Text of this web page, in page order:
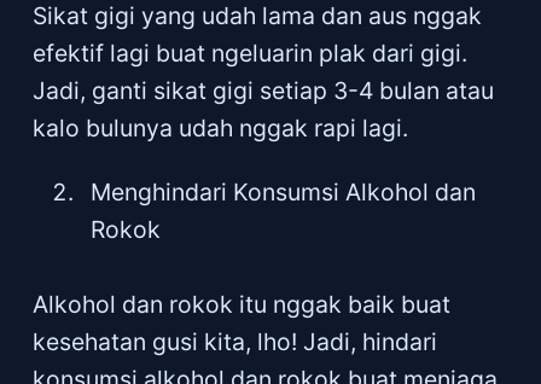
Sikat gigi yang udah lama dan aus nggak
efektif lagi buat ngeluarin plak dari gigi.
Jadi, ganti sikat gigi setiap 3-4 bulan atau
kalo bulunya udah nggak rapi lagi.
Menghindari Konsumsi Alkohol dan
Rokok
Alkohol dan rokok itu nggak baik buat
kesehatan gusi kita, lho! Jadi, hindari